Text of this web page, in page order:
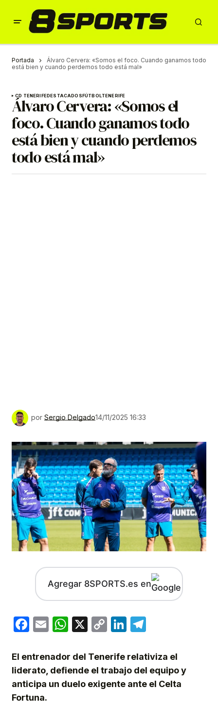
Portada
Álvaro Cervera: «Somos el foco. Cuando ganamos todo
está bien y cuando perdemos todo está mal»
CD TENERIFEDESTACADOSFÚTBOLTENERIFE
Álvaro Cervera: «Somos el
foco. Cuando ganamos todo
está bien y cuando perdemos
todo está mal»
por Sergio Delgado14/11/2025 16:33
Agregar 8SPORTS.es en
Facebook
EmailWhatsApp
X
CopyLinkedIn
El entrenador del Tenerife relativiza el
liderato, defiende el trabajo del equipo y
anticipa un duelo exigente ante el Celta
Fortuna.